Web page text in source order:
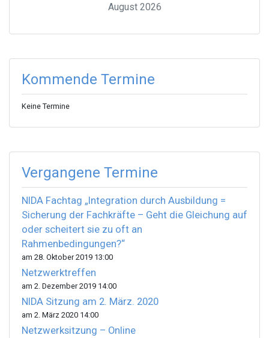
August 2026
Kommende Termine
Keine Termine
Vergangene Termine
NIDA Fachtag „Integration durch Ausbildung =
Sicherung der Fachkräfte – Geht die Gleichung auf
oder scheitert sie zu oft an
Rahmenbedingungen?“
am 28. Oktober 2019 13:00
Netzwerktreffen
am 2. Dezember 2019 14:00
NIDA Sitzung am 2. März. 2020
am 2. März 2020 14:00
Netzwerksitzung – Online